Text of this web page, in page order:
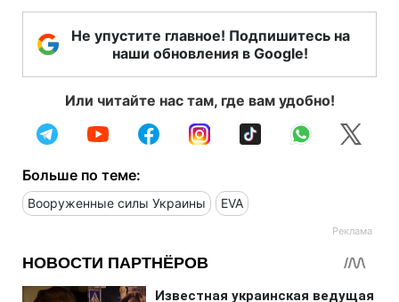
Не упустите главное! Подпишитесь на
наши обновления в Google!
Или читайте нас там, где вам удобно!
Больше по теме:
Вооруженные силы Украины EVA